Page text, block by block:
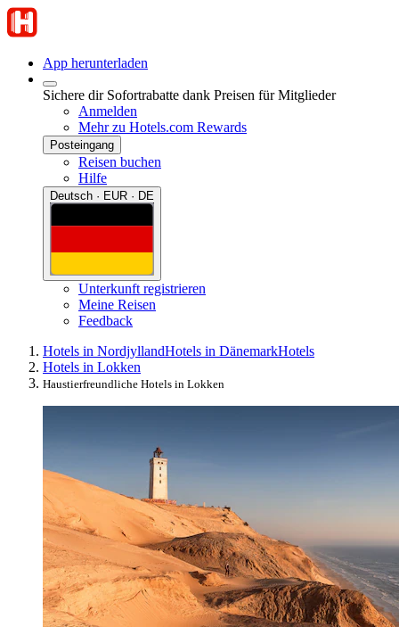
App herunterladen
Sichere dir Sofortrabatte dank Preisen für Mitglieder
Anmelden
Mehr zu Hotels.com Rewards
Posteingang
Reisen buchen
Hilfe
Deutsch · EUR · DE
Unterkunft registrieren
Meine Reisen
Feedback
Hotels in NordjyllandHotels in DänemarkHotels
Hotels in Lokken
Haustierfreundliche Hotels in Lokken